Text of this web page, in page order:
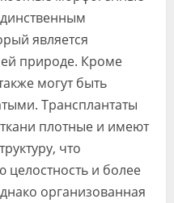
является
природе. Кроме
могут быть
Трансплантаты
плотные и имеют
что
целостность и более
организованная